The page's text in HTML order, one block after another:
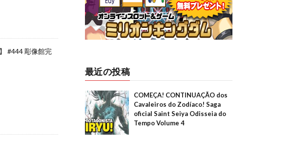
#444 彫像館完
最近の投稿
COMEÇA! CONTINUAÇÃO dos
Cavaleiros do Zodíaco! Saga
oficial Saint Seiya Odisseia do
Tempo Volume 4